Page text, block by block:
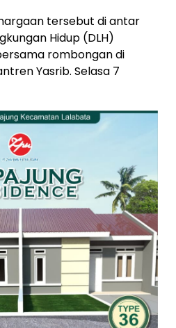
tersebut di antar
Hidup (DLH)
rombongan di
Yasrib. Selasa 7